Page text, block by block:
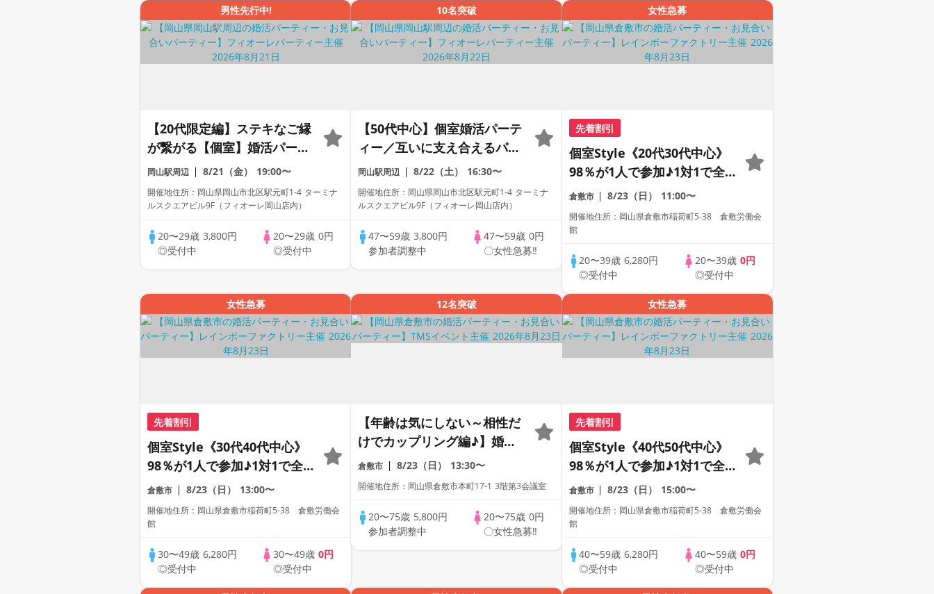
男性先行中!
【20代限定編】ステキなご縁
が繋がる【個室】婚活パーテ
ィー～真剣な出会い～
岡山駅周辺 8/21（金） 19:00〜
開催地住所：岡山県岡山市北区駅元町1-4 ターミナ
ルスクエアビル9F（フィオーレ岡山店内）
20〜29歳 3,800円
◎受付中
20〜29歳 0円
◎受付中
10名突破
【50代中心】個室婚活パーテ
ィー／互いに支え合えるパー
トナー探し♪～真剣な出会い
～
岡山駅周辺 8/22（土） 16:30〜
開催地住所：岡山県岡山市北区駅元町1-4 ターミナ
ルスクエアビル9F（フィオーレ岡山店内）
47〜59歳 3,800円
参加者調整中
47〜59歳0円
〇女性急募‼
女性急募
先着割引
個室Style《20代30代中心》
98％が1人で参加♪1対1で全
員トーク☆誠実な方への婚活
パーティー
倉敷市 8/23（日） 11:00〜
開催地住所：岡山県倉敷市稲荷町5‐38 倉敷労働会
館
20〜39歳6,280円
◎受付中
20〜39歳 0円
◎受付中
女性急募
先着割引
個室Style《30代40代中心》
98％が1人で参加♪1対1で全
員トーク☆誠実な方への婚活
パーティー
倉敷市 8/23（日） 13:00〜
開催地住所：岡山県倉敷市稲荷町5‐38 倉敷労働会
館
30〜49歳 6,280円
◎受付中
30〜49歳 0円
◎受付中
12名突破
【年齢は気にしない～相性だ
けでカップリング編♪】婚活
パーティー・街コン ～真剣
な出会い～
倉敷市 8/23（日） 13:30〜
開催地住所：岡山県倉敷市本町17-1 3階第3会議室
20〜75歳 5,800円
参加者調整中
20〜75歳0円
〇女性急募‼
女性急募
先着割引
個室Style《40代50代中心》
98％が1人で参加♪1対1で全
員トーク☆誠実な方への婚活
パーティー
倉敷市 8/23（日） 15:00〜
開催地住所：岡山県倉敷市稲荷町5‐38 倉敷労働会
館
40〜59歳6,280円
◎受付中
40〜59歳 0円
◎受付中